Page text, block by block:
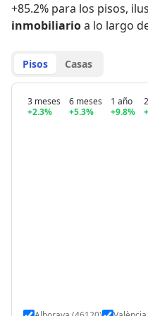
+85.2% para los pisos,
inmobiliarioa lo largo
Pisos Casas
3 meses
+2.3%
6 meses
+5.3%
1 año
+9.8%